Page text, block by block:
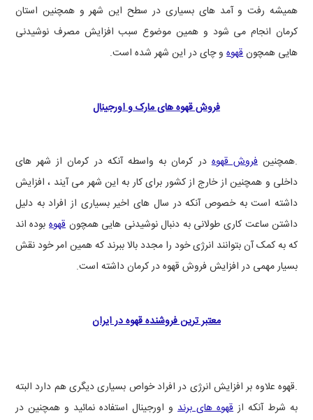
همیشه رفت و آمد های بسیاری در سطح این شهر و همچنین استان
کرمان انجام می شود و همین موضوع سبب افزایش مصرف نوشیدنی
هایی همچونقهوهو چای در این شهر شده است.
فروش قهوه های مارک و اورجینال
.همچنینفروش قهوهدر کرمان به واسطه آنکه در کرمان از شهر های
داخلی و همچنین از خارج از کشور برای کار به این شهر می آیند ، افزایش
داشته است به خصوص آنکه در سال های اخیر بسیاری از افراد به دلیل
داشتن ساعت کاری طولانی به دنبال نوشیدنی هایی همچون قهوه بوده اند
که به کمک آن بتوانند انرژی خود را مجدد بالا ببرند که همین امر خود نقش
بسیار مهمی در افزایش فروش قهوه در کرمان داشته است.
معتبر ترین فروشنده قهوه در ایران
.قهوه علاوه بر افزایش انرژی در افراد خواص بسیاری دیگری هم دارد البته
به شرط آنکه از قهوه های برندو اورجینال استفاده نمائید و همچنین در